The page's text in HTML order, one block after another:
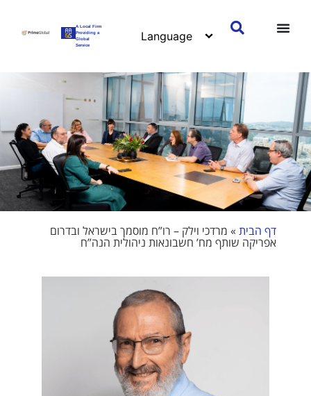
A Local Firm
Providing a
Global
Service
דף הבית » מרדכי וילק – רו”ח מוסמך בישראל ובדרום
אפריקה שותף מח’ חשבונאות ניהולית הנה”ח